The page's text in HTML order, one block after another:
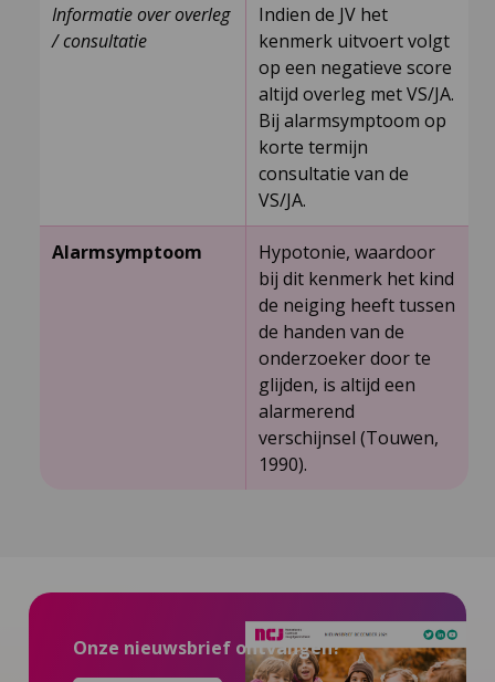
Informatie over overleg
/ consultatie
Indien de JV het
kenmerk uitvoert volgt
op een negatieve score
altijd overleg met VS/JA.
Bij alarmsymptoom op
korte termijn
consultatie van de
VS/JA.
Alarmsymptoom
Hypotonie, waardoor
bij dit kenmerk het kind
de neiging heeft tussen
de handen van de
onderzoeker door te
glijden, is altijd een
alarmerend
verschijnsel (Touwen,
1990).
Onze nieuwsbrief ontvangen?